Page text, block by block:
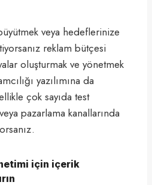
veya hedeflerinize
reklam bütçesi
oluşturmak ve yönetmek
yazılımına da
çok sayıda test
pazarlama kanallarında
için içerik